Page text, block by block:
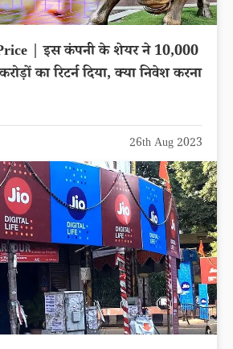
| इस कंपनी के शेयर ने 10,000
का रिटर्न दिया, क्या निवेश करना
26th Aug 2023